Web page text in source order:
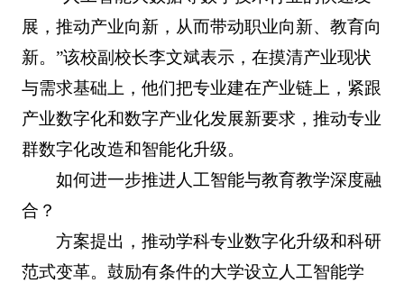
展，推动产业向新，从而带动职业向新、教育向
新。”该校副校长李文斌表示，在摸清产业现状
与需求基础上，他们把专业建在产业链上，紧跟
产业数字化和数字产业化发展新要求，推动专业
群数字化改造和智能化升级。
如何进一步推进人工智能与教育教学深度融
合？
方案提出，推动学科专业数字化升级和科研
范式变革。鼓励有条件的大学设立人工智能学